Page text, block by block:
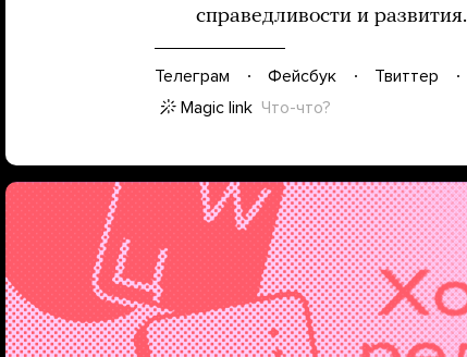
справедливости и развития.
Телеграм Фейсбук Твиттер
Magic link Что-что?